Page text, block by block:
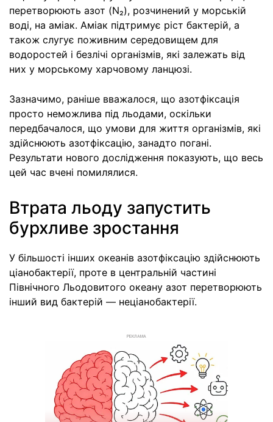
перетворюють азот (N₂), розчинений у морській
воді, на аміак. Аміак підтримує ріст бактерій, а
також слугує поживним середовищем для
водоростей і безлічі організмів, які залежать від
них у морському харчовому ланцюзі.
Зазначимо, раніше вважалося, що азотфіксація
просто неможлива під льодами, оскільки
передбачалося, що умови для життя організмів, які
здійснюють азотфіксацію, занадто погані.
Результати нового дослідження показують, що весь
цей час вчені помилялися.
Втрата льоду запустить
бурхливе зростання
У більшості інших океанів азотфіксацію здійснюють
ціанобактерії, проте в центральній частині
Північного Льодовитого океану азот перетворюють
інший вид бактерій — неціанобактерії.
РЕКЛАМА